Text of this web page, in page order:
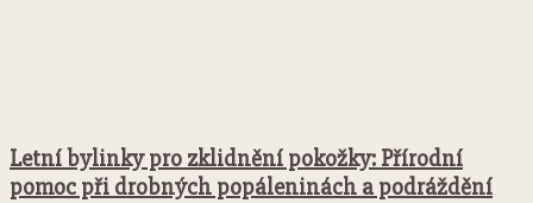
Letní bylinky pro zklidnění pokožky: Přírodní
pomoc při drobných popáleninách a podráždění